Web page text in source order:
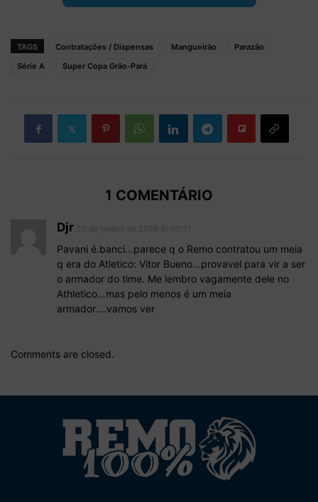
TAGS Contratações / Dispensas Mangueirão
Parazão
Série A
Super Copa Grão-Pará
1 COMENTÁRIO
Djr
Pavani é.banci…parece q o Remo contratou um meia
q era do Atletico: Vitor Bueno…provavel para vir a ser
o armador do time. Me lembro vagamente dele no
Athletico…mas pelo menos é um meia
armador….vamos ver
Comments are closed.